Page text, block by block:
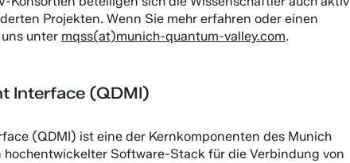
Projekten. Wenn Sie mehr erfahren oder einen
unter mqss(at)munich-quantum-valley.com.
Interface (QDMI)
(QDMI) ist eine der Kernkomponenten des Munich
Software-Stack für die Verbindung von